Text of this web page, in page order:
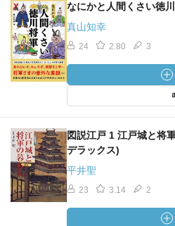
なにかと人間くさい徳
真山知幸
24 2.80 3
図説江戸 1 江戸城と将
デラックス)
平井聖
23 3.14 2